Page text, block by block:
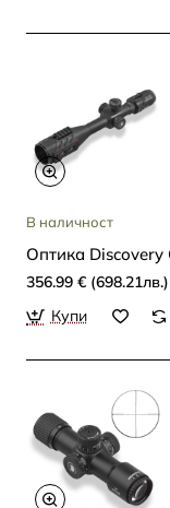
В наличност
Oптика
356.99 € (698.21лв.)
Купи